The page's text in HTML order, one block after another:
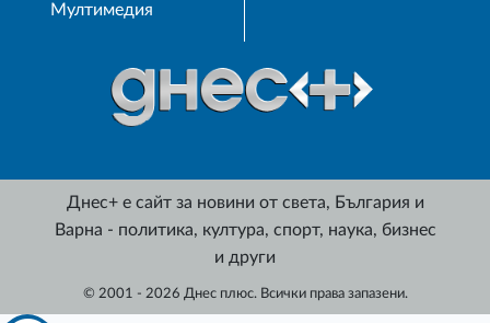
Мултимедия
Днес+ е сайт за новини от света, България и
Варна - политика, култура, спорт, наука, бизнес
и други
© 2001 - 2026 Днес плюс. Всички права запазени.